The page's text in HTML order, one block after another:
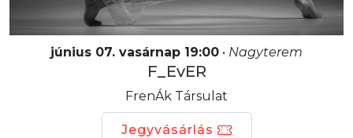
június 07. vasárnap 19:00 • Nagyterem
F_EvER
FrenÁk Társulat
Jegyvásárlás